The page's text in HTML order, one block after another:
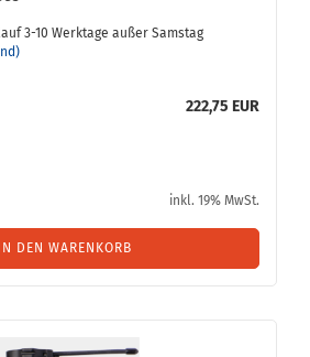
3-10 Werktage außer Samstag
222,75 EUR
inkl. 19% MwSt.
DEN WARENKORB